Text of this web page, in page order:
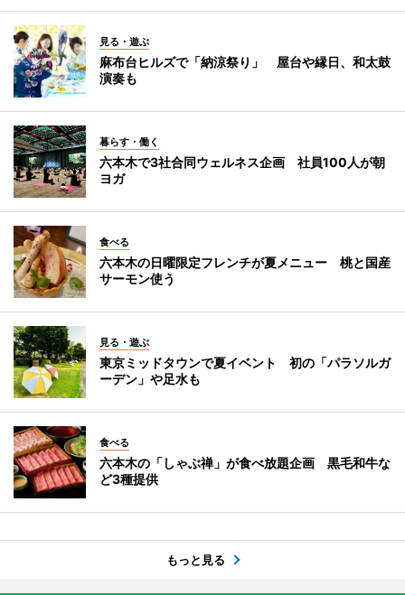
見る・遊ぶ
麻布台ヒルズで「納涼祭り」 屋台や縁日、和太鼓
演奏も
暮らす・働く
六本木で3社合同ウェルネス企画 社員100人が朝
ヨガ
食べる
六本木の日曜限定フレンチが夏メニュー 桃と国産
サーモン使う
見る・遊ぶ
東京ミッドタウンで夏イベント 初の「パラソルガ
ーデン」や足水も
食べる
六本木の「しゃぶ禅」が食べ放題企画 黒毛和牛な
ど3種提供
もっと見る